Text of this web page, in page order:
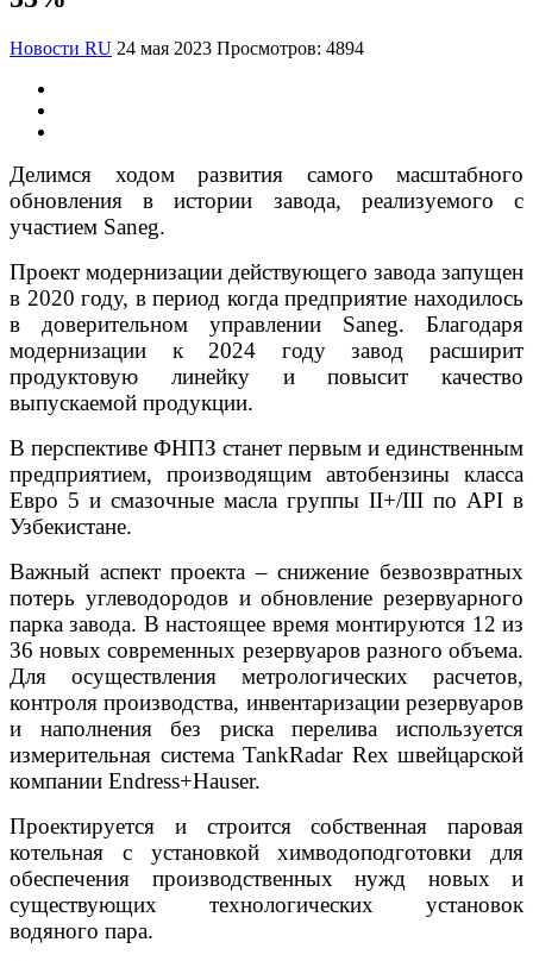
Новости RU 24 мая 2023 Просмотров: 4894
Делимся ходом развития самого масштабного
обновления в истории завода, реализуемого с
участием Saneg.
Проект модернизации действующего завода запущен
в 2020 году, в период когда предприятие находилось
в доверительном управлении Saneg. Благодаря
модернизации к 2024 году завод расширит
продуктовую линейку и повысит качество
выпускаемой продукции.
В перспективе ФНПЗ станет первым и единственным
предприятием, производящим автобензины класса
Евро 5 и смазочные масла группы II+/III по API в
Узбекистане.
Важный аспект проекта – снижение безвозвратных
потерь углеводородов и обновление резервуарного
парка завода. В настоящее время монтируются 12 из
36 новых современных резервуаров разного объема.
Для осуществления метрологических расчетов,
контроля производства, инвентаризации резервуаров
и наполнения без риска перелива используется
измерительная система TankRadar Rex швейцарской
компании Endress+Hauser.
Проектируется и строится собственная паровая
котельная с установкой химводоподготовки для
обеспечения производственных нужд новых и
существующих технологических установок
водяного пара.